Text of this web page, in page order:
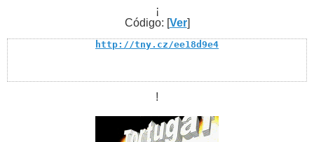
¡
Código: [Ver]
http://tny.cz/ee18d9e4
!